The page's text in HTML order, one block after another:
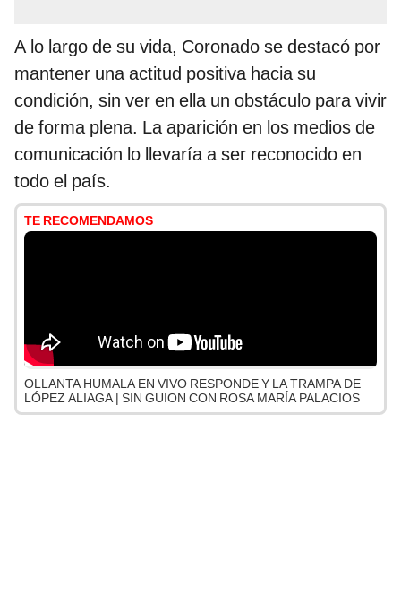
A lo largo de su vida, Coronado se destacó por
mantener una actitud positiva hacia su
condición, sin ver en ella un obstáculo para vivir
de forma plena. La aparición en los medios de
comunicación lo llevaría a ser reconocido en
todo el país.
TE RECOMENDAMOS
OLLANTA HUMALA EN VIVO RESPONDE Y LA TRAMPA DE
LÓPEZ ALIAGA | SIN GUION CON ROSA MARÍA PALACIOS